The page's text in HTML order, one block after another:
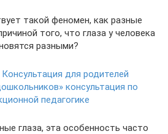
такой феномен, как разные
того, что глаза у человека
разными?
Консультация для родителей
консультация по
педагогике
глаза, эта особенность часто